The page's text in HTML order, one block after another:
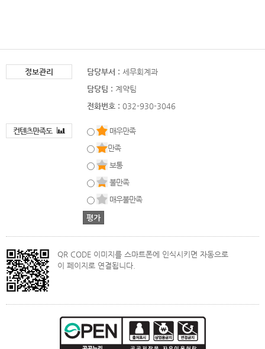
정보관리 담당부서 : 세무회계과
담당팀 : 계약팀
전화번호 : 032-930-3046
컨텐츠만족도
매우만족
만족
보통
불만족
매우불만족
QR CODE 이미지를 스마트폰에 인식시키면 자동으로
이 페이지로 연결됩니다.